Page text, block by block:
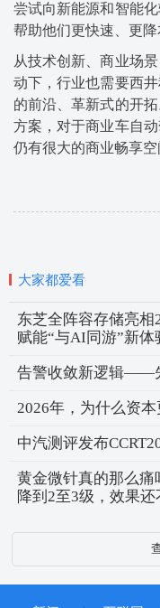
尝试向新能源和智能
帮助他们更快速、更降
从技术创新、商业场
动下，行业也需要西
的前沿、革新式的开
方案，对于商业车自
仍有很大的商业畅享空
大家都爱看
东芝全阵容存储亮相
赋能“与AI同游”新体
告警收敛新逻辑——
2026年，为什么资
中汽测评发布
黄金微针真的那么痛
降到2至3级，效果还